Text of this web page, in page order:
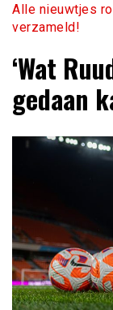
Alle nieuwtjes
verzameld!
‘Wat
gedaan